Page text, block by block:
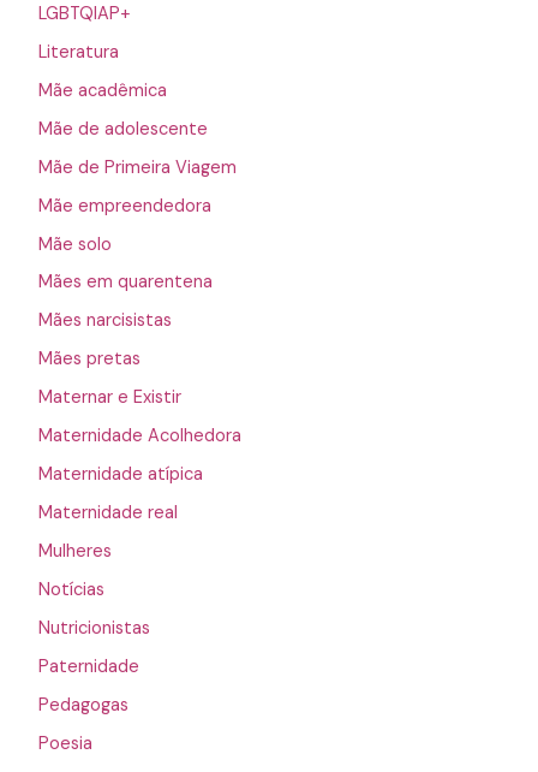
LGBTQIAP+
Literatura
Mãe acadêmica
Mãe de adolescente
Mãe de Primeira Viagem
Mãe empreendedora
Mãe solo
Mães em quarentena
Mães narcisistas
Mães pretas
Maternar e Existir
Maternidade Acolhedora
Maternidade atípica
Maternidade real
Mulheres
Notícias
Nutricionistas
Paternidade
Pedagogas
Poesia